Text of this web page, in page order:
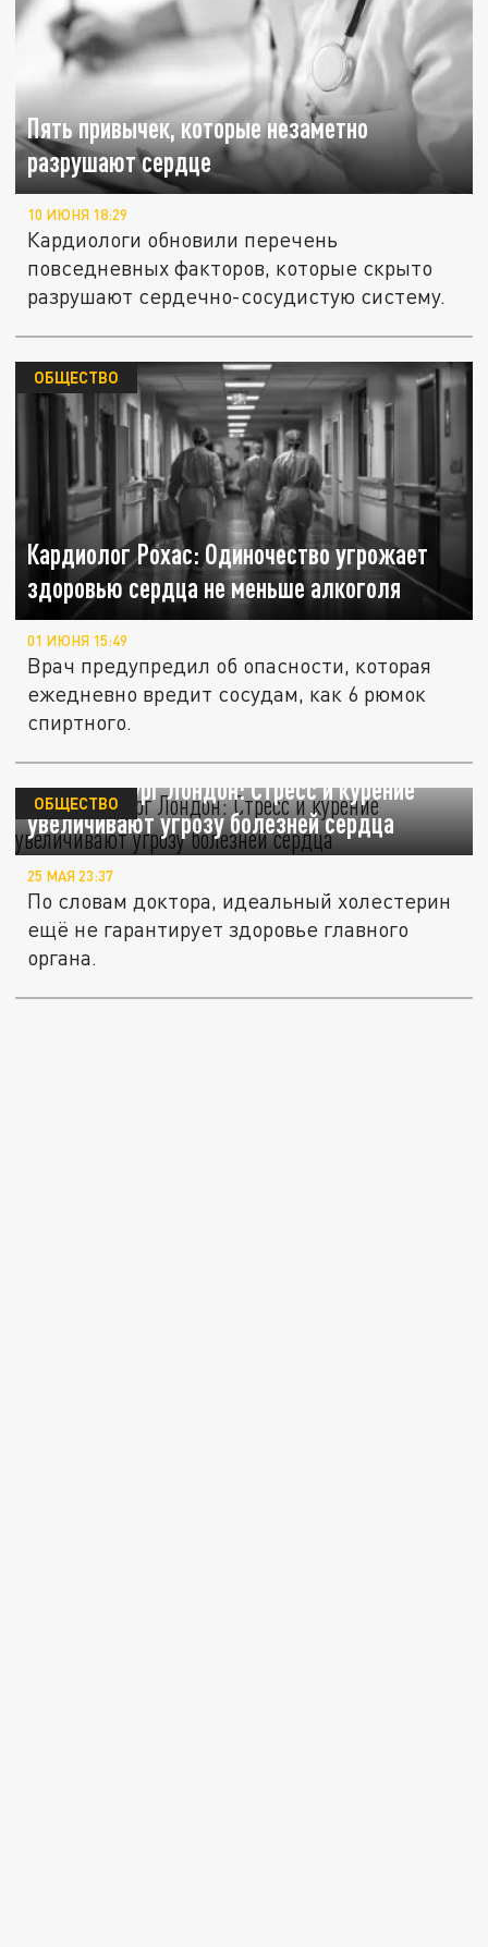
Пять привычек, которые незаметно
разрушают сердце
10 ИЮНЯ 18:29
Кардиологи обновили перечень
повседневных факторов, которые скрыто
разрушают сердечно-сосудистую систему.
Кардиолог Рохас: Одиночество угрожает
здоровью сердца не меньше алкоголя
ОБЩЕСТВО
01 ИЮНЯ 15:49
Врач предупредил об опасности, которая
ежедневно вредит сосудам, как 6 рюмок
спиртного.
Кардиохирург Лондон: Стресс и курение
увеличивают угрозу болезней сердца
ОБЩЕСТВО
25 МАЯ 23:37
По словам доктора, идеальный холестерин
ещё не гарантирует здоровье главного
органа.